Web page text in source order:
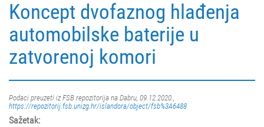
Koncept dvofaznog hlađenja
automobilske baterije u
zatvorenoj komori
Podaci preuzeti iz FSB repozitorija na Dabru, 09.12.2020.,
https://repozitorij.fsb.unizg.hr/islandora/object/fsb%3A6488
Sažetak: